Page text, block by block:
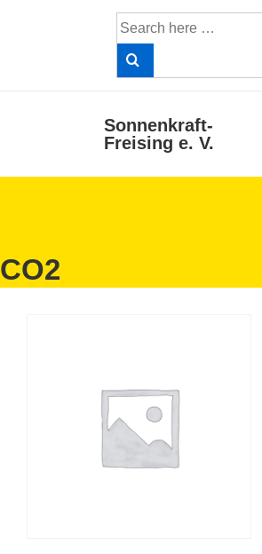
Search
for:
Sonnenkraft-
Freising e. V.
CO2